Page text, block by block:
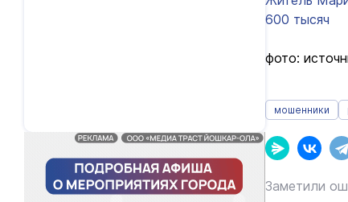
600 тысяч
фото:
мошенники
Заметили